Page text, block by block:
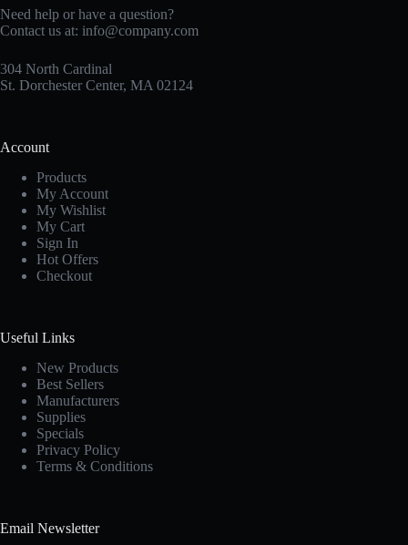
Need help or have a question?
Contact us at: info@company.com
304 North Cardinal
St. Dorchester Center, MA 02124
Account
Products
My Account
My Wishlist
My Cart
Sign In
Hot Offers
Checkout
Useful Links
New Products
Best Sellers
Manufacturers
Supplies
Specials
Privacy Policy
Terms & Conditions
Email Newsletter